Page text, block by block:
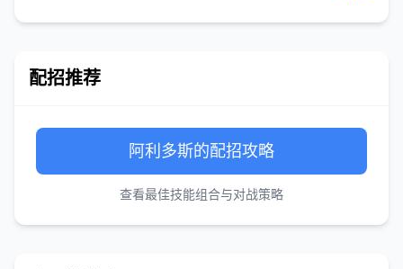
配招推荐
阿利多斯的配招攻略
查看最佳技能组合与对战策略